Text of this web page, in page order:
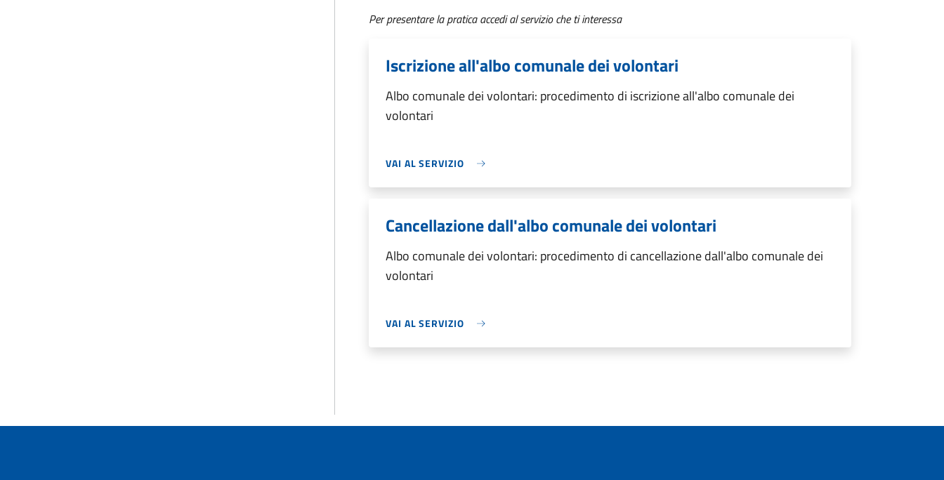
Per presentare la pratica accedi al servizio che ti interessa
Iscrizione all'albo comunale dei volontari
Albo comunale dei volontari: procedimento di iscrizione all'albo comunale dei
volontari
VAI AL SERVIZIO
Cancellazione dall'albo comunale dei volontari
Albo comunale dei volontari: procedimento di cancellazione dall'albo comunale dei
volontari
VAI AL SERVIZIO